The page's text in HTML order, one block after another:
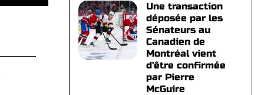
Une transaction
déposée par les
Sénateurs au
Canadien de
Montréal vient
d'être confirmée
par Pierre
McGuire